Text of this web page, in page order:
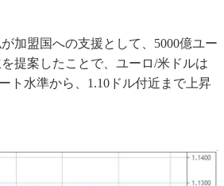
加盟国への支援として、5000億ユー
提案したことで、ユーロ/米ドルは
ト水準から、1.10ドル付近まで上昇